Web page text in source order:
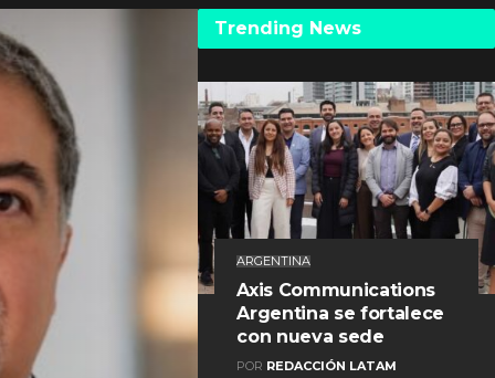
Trending News
ARGENTINA
Axis Communications
Argentina se fortalece
con nueva sede
POR REDACCIÓN LATAM